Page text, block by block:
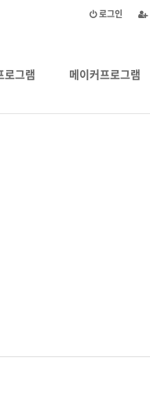
로그인
로그램 메이커프로그램